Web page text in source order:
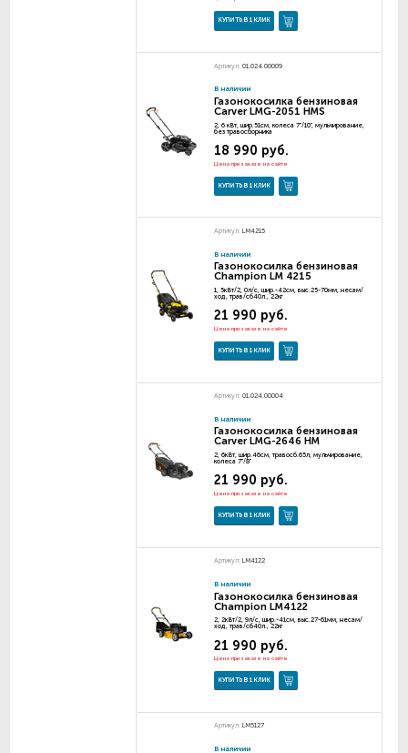
КУПИТЬ В 1 КЛИК
Артикул: 01.024.00009
В наличии
Газонокосилка бензиновая
Carver LMG-2051 HMS
2, 6 кВт, шир.51см, колеса 7"/10", мульчирование,
без травосборника
18 990 руб.
Цена при заказе на сайте
КУПИТЬ В 1 КЛИК
Артикул: LM4215
В наличии
Газонокосилка бензиновая
Champion LM 4215
1, 5кВт/2, 0л/с, шир.-42см, выс.25-70мм, несам/
ход, трав/сб40л., 22кг
21 990 руб.
Цена при заказе на сайте
КУПИТЬ В 1 КЛИК
Артикул: 01.024.00004
В наличии
Газонокосилка бензиновая
Carver LMG-2646 HM
2, 6кВт, шир.46см, травосб.65л, мульчирование,
колеса 7"/8"
21 990 руб.
Цена при заказе на сайте
КУПИТЬ В 1 КЛИК
Артикул: LM4122
В наличии
Газонокосилка бензиновая
Champion LM4122
2, 2кВт/2, 9л/с, шир.-41см, выс.27-61мм, несам/
ход, трав/сб40л., 22кг
21 990 руб.
Цена при заказе на сайте
КУПИТЬ В 1 КЛИК
Артикул: LM5127
В наличии